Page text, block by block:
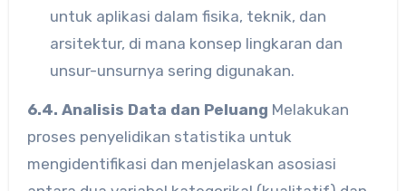
untuk aplikasi dalam fisika, teknik, dan
arsitektur, di mana konsep lingkaran dan
unsur-unsurnya sering digunakan.
6.4. Analisis Data dan Peluang Melakukan
proses penyelidikan statistika untuk
mengidentifikasi dan menjelaskan asosiasi